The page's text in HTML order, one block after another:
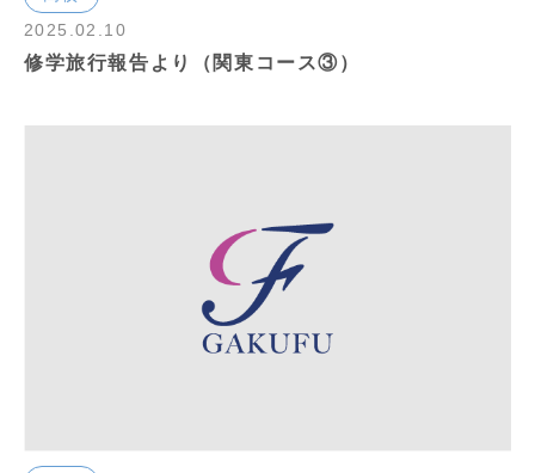
2025.02.10
修学旅行報告より（関東コース③）